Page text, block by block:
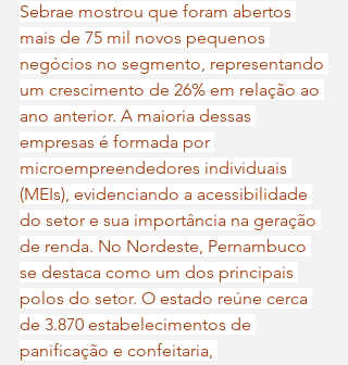
Sebrae mostrou que foram abertos
mais de 75 mil novos pequenos
negócios no segmento, representando
um crescimento de 26% em relação ao
ano anterior. A maioria dessas
empresas é formada por
microempreendedores individuais
(MEIs), evidenciando a acessibilidade
do setor e sua importância na geração
de renda. No Nordeste, Pernambuco
se destaca como um dos principais
polos do setor. O estado reúne cerca
de 3.870 estabelecimentos de
panificação e confeitaria,